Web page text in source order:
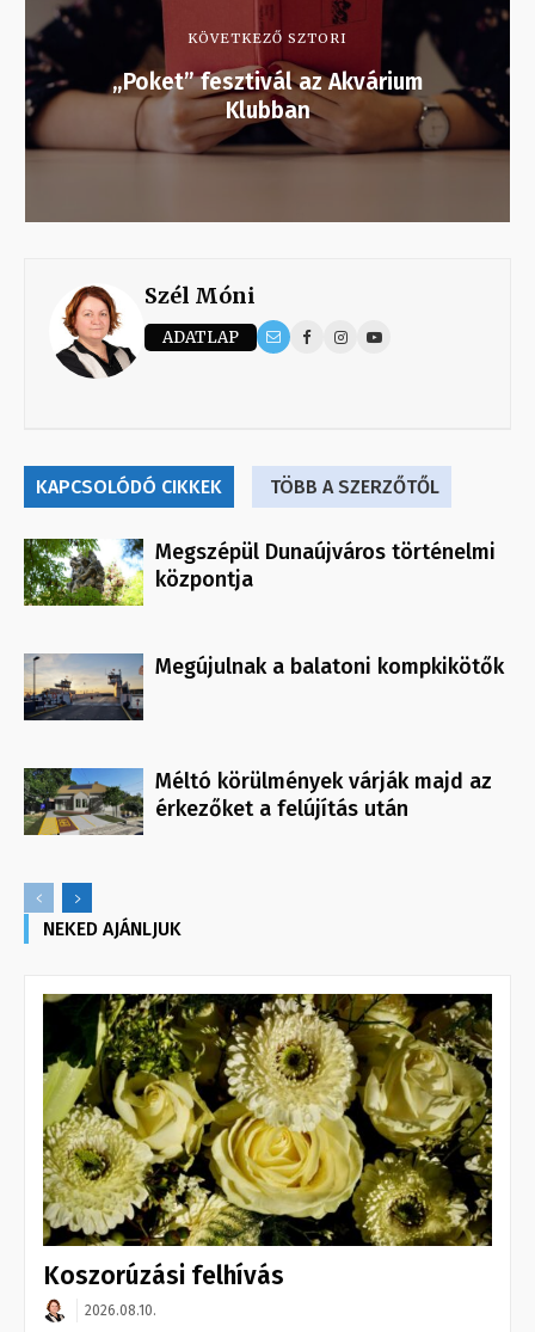
KÖVETKEZŐ SZTORI
„Poket” fesztivál az Akvárium
Klubban
Szél Móni
ADATLAP
KAPCSOLÓDÓ CIKKEK TÖBB A SZERZŐTŐL
Megszépül Dunaújváros történelmi
központja
Megújulnak a balatoni kompkikötők
Méltó körülmények várják majd az
érkezőket a felújítás után
NEKED AJÁNLJUK
Koszorúzási felhívás
2026.08.10.